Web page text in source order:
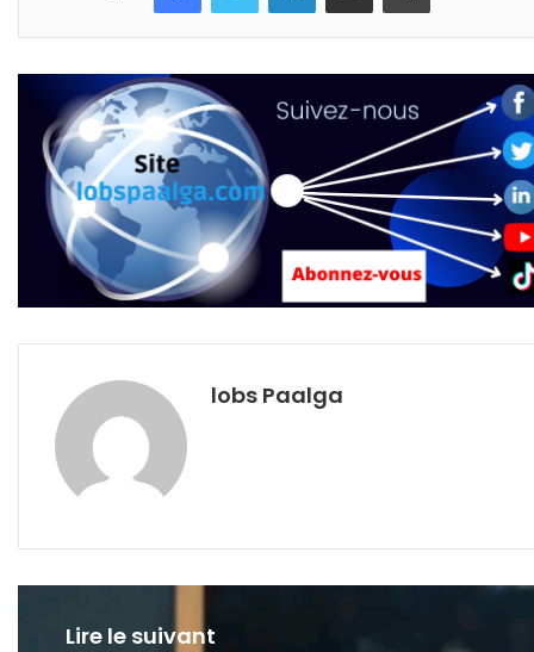
lobs Paalga
Lire le suivant